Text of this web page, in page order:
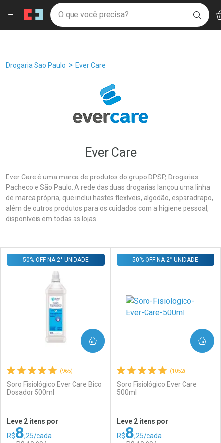
Drogaria São Paulo
Ir direto para a home
pela página
Ir direto para o conteúdo
Ir direto para a busca
Ir direto para a notificações
Faça a sua busca
O que você precisa?
Menu
Breadcrumb
Drogaria Sao Paulo Ever Care
Ever Care
Ever Care é uma marca de produtos do grupo DPSP, Drogarias
Pacheco e São Paulo. A rede das duas drogarias lançou uma linha
de marca própria, que inclui hastes flexíveis, algodão, esparadrapo,
além de outros produtos para os cuidados com a higiene pessoal,
disponíveis em todas as lojas.
Prateleira
(965)
Soro Fisiológico Ever Care Bico
Dosador 500ml
50% OFF NA 2° UNIDADE
Leve 2 itens por
R$8,25/cada
COMPRAR
(1052)
Soro Fisiológico Ever Care
500ml
50% OFF NA 2° UNIDADE
Leve 2 itens por
R$8,25/cada
COMPRAR
Âncoras
Filtros Ordenar por